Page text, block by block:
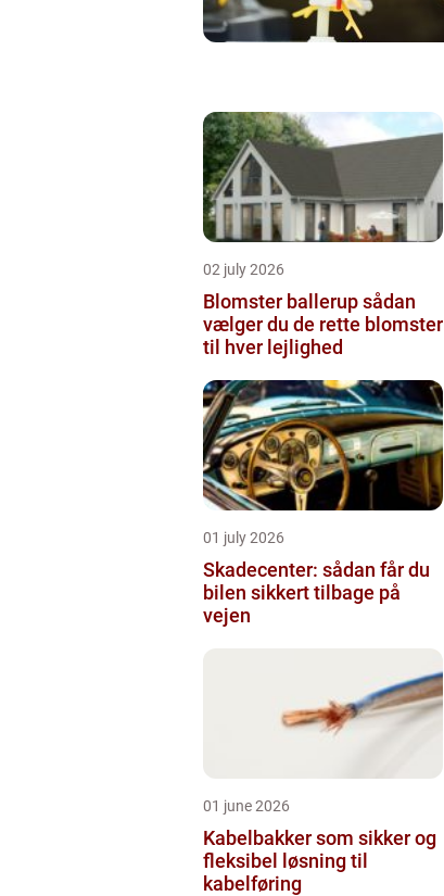
02 july 2026
Blomster ballerup sådan
vælger du de rette blomster
til hver lejlighed
01 july 2026
Skadecenter: sådan får du
bilen sikkert tilbage på
vejen
01 june 2026
Kabelbakker som sikker og
fleksibel løsning til
kabelføring